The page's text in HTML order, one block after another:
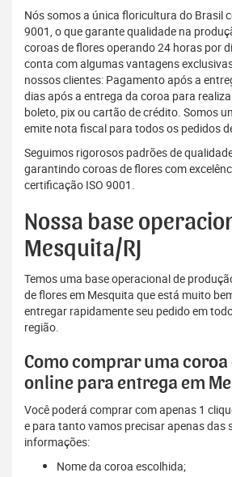
Nós somos a única floricultura do Brasil
9001, o que garante qualidade na
coroas de flores operando 24 horas por
conta com algumas vantagens
nossos clientes: Pagamento após a
dias após a entrega da coroa para
boleto, pix ou cartão de crédito. Somos
emite nota fiscal para todos os pedidos
Seguimos rigorosos padrões de
garantindo coroas de flores com
certificação ISO 9001.
Nossa base
Mesquita/RJ
Temos uma base operacional de
de flores em Mesquita que está muito
entregar rapidamente seu pedido em
região.
Como comprar uma coroa
online para entrega em
Você poderá comprar com apenas 1
e para tanto vamos precisar apenas das
informações:
Nome da coroa escolhida;